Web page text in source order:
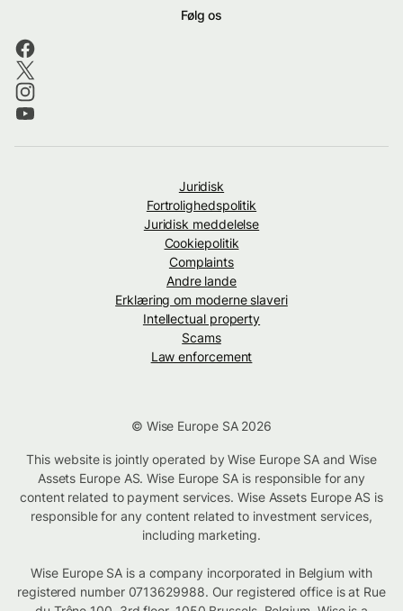
Følg os
Juridisk
Fortrolighedspolitik
Juridisk meddelelse
Cookiepolitik
Complaints
Andre lande
Erklæring om moderne slaveri
Intellectual property
Scams
Law enforcement
© Wise Europe SA 2026
This website is jointly operated by Wise Europe SA and Wise
Assets Europe AS. Wise Europe SA is responsible for any
content related to payment services. Wise Assets Europe AS is
responsible for any content related to investment services,
including marketing.
Wise Europe SA is a company incorporated in Belgium with
registered number 0713629988. Our registered office is at Rue